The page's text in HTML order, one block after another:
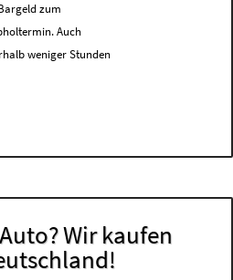
zum
Auch
weniger Stunden
Wir kaufen